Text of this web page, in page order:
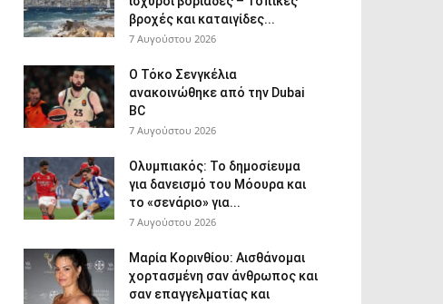
βροχές και καταιγίδες...
7 Αυγούστου 2026
Ο Τόκο Σενγκέλια
ανακοινώθηκε από την Dubai
BC
7 Αυγούστου 2026
Ολυμπιακός: Το δημοσίευμα
για δανεισμό του Μόουρα και
το «σενάριο» για...
7 Αυγούστου 2026
Μαρία Κορινθίου: Αισθάνομαι
χορτασμένη σαν άνθρωπος και
σαν επαγγελματίας και